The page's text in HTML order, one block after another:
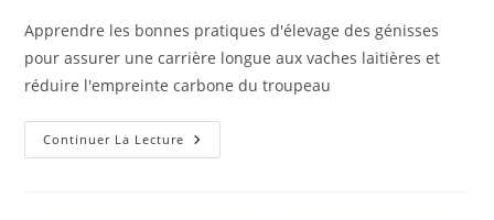
la
publication :
Apprendre les bonnes pratiques d'élevage des génisses
pour assurer une carrière longue aux vaches laitières et
réduire l'empreinte carbone du troupeau
Continuer La Lecture Réussir
L’élevage